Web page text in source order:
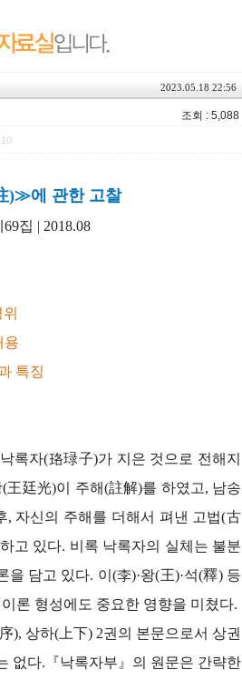
2023.05.18 22:56
조회 : 5,088
)≫에 관한 고찰
집 | 2018.08
용
특징
록자(珞琭子)가 지은 것으로 전해지
廷光)이 주해(註解)를 하였고, 남송
자신의 주해를 더해서 펴낸 고법(古
고 있다. 비록 낙록자의 실체는 불분
담고 있다. 이(李)·왕(王)·석(釋) 등
론 형성에도 중요한 영향을 미쳤다.
), 상하(上下) 2권의 본문으로서 상권
없다. 『낙록자부』 의 원문은 간략한